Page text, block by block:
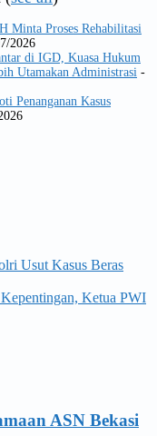
Minta Proses Rehabilitasi
2026
di IGD, Kuasa Hukum
Utamakan Administrasi -
Penanganan Kasus
Usut Kasus Beras
Ketua PWI
ASN Bekasi